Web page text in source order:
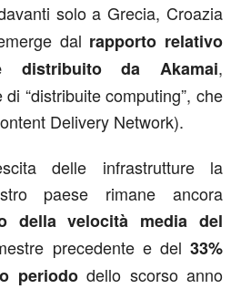
solo a Grecia, Croazia
dal rapporto relativo
distribuito da Akamai,
“distribuite computing”, che
Delivery Network).
delle infrastrutture la
paese rimane ancora
della velocità media del
precedente e del 33%
periododello scorso anno